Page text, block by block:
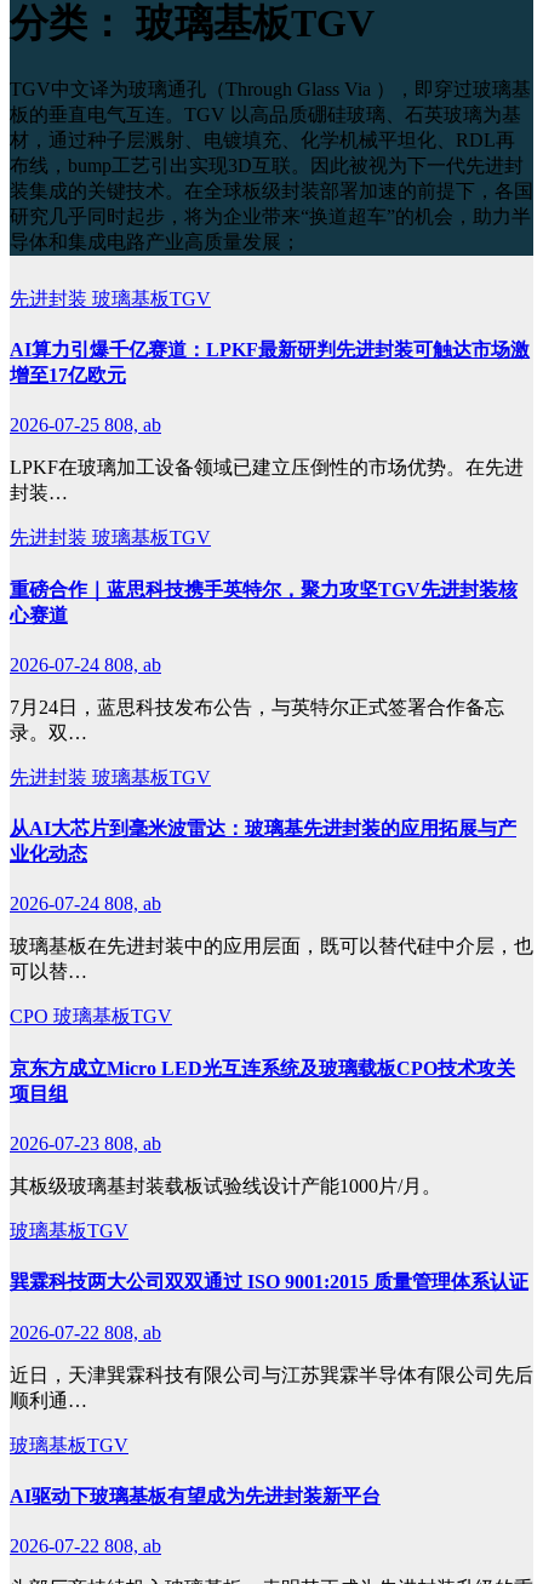
分类： 玻璃基板TGV
TGV中文译为玻璃通孔（Through Glass Via ），即穿过玻璃基
板的垂直电气互连。TGV 以高品质硼硅玻璃、石英玻璃为基
材，通过种子层溅射、电镀填充、化学机械平坦化、RDL再
布线，bump工艺引出实现3D互联。因此被视为下一代先进封
装集成的关键技术。在全球板级封装部署加速的前提下，各国
研究几乎同时起步，将为企业带来“换道超车”的机会，助力半
导体和集成电路产业高质量发展；
先进封装 玻璃基板TGV
AI算力引爆千亿赛道：LPKF最新研判先进封装可触达市场激
增至17亿欧元
2026-07-25 808, ab
LPKF在玻璃加工设备领域已建立压倒性的市场优势。在先进
封装…
先进封装 玻璃基板TGV
重磅合作｜蓝思科技携手英特尔，聚力攻坚TGV先进封装核
心赛道
2026-07-24 808, ab
7月24日，蓝思科技发布公告，与英特尔正式签署合作备忘
录。双…
先进封装 玻璃基板TGV
从AI大芯片到毫米波雷达：玻璃基先进封装的应用拓展与产
业化动态
2026-07-24 808, ab
玻璃基板在先进封装中的应用层面，既可以替代硅中介层，也
可以替…
CPO 玻璃基板TGV
京东方成立Micro LED光互连系统及玻璃载板CPO技术攻关
项目组
2026-07-23 808, ab
其板级玻璃基封装载板试验线设计产能1000片/月。
玻璃基板TGV
巽霖科技两大公司双双通过 ISO 9001:2015 质量管理体系认证
2026-07-22 808, ab
近日，天津巽霖科技有限公司与江苏巽霖半导体有限公司先后
顺利通…
玻璃基板TGV
AI驱动下玻璃基板有望成为先进封装新平台
2026-07-22 808, ab